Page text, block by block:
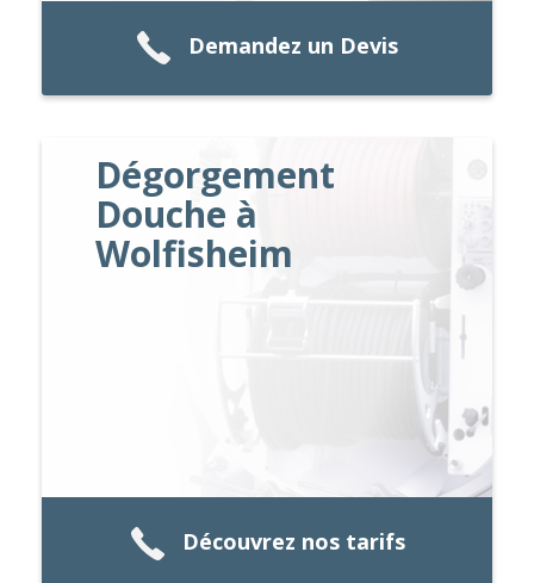
Demandez un Devis
Dégorgement
Douche à
Wolfisheim
Découvrez nos tarifs